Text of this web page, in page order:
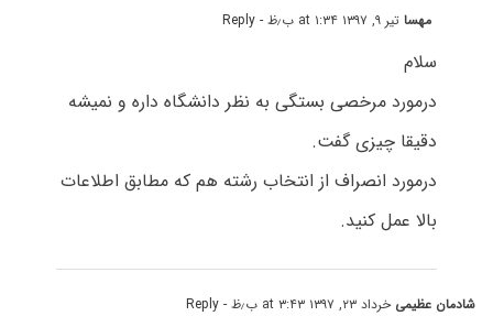
مهساتیر ۹, ۱۳۹۷ at ۱:۳۴ ب٫ظ - Reply
سلام
درمورد مرخصی بستگی به نظر دانشگاه داره و نمیشه
دقیقا چیزی گفت.
درمورد انصراف از انتخاب رشته هم که مطابق اطلاعات
بالا عمل کنید.
شادمان عظیمی خرداد ۲۳, ۱۳۹۷ at ۳:۴۳ ب٫ظ - Reply